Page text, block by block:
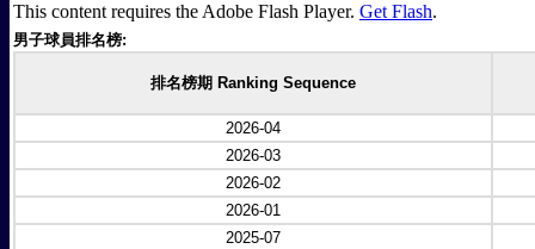
This content requires the Adobe Flash Player. Get Flash.
男子球員排名榜:
排名榜期 Ranking Sequence
2026-04
2026-03
2026-02
2026-01
2025-07